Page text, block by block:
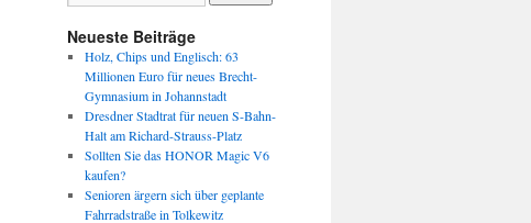
Neueste Beiträge
Holz, Chips und Englisch: 63
Millionen Euro für neues Brecht-
Gymnasium in Johannstadt
Dresdner Stadtrat für neuen S-Bahn-
Halt am Richard-Strauss-Platz
Sollten Sie das HONOR Magic V6
kaufen?
Senioren ärgern sich über geplante
Fahrradstraße in Tolkewitz